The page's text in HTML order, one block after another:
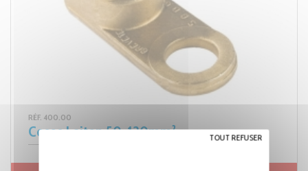
RÉF. 400.00
Cosse Laiton 50-120mm² TOUT REFUSER